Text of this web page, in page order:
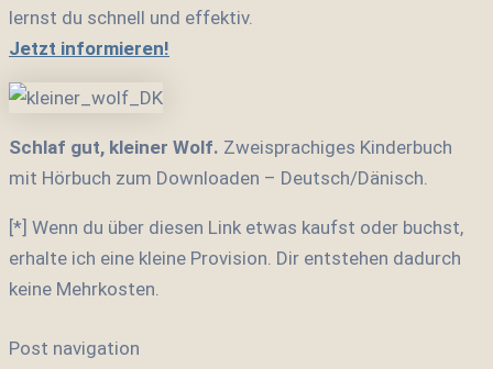
lernst du schnell und effektiv.
Jetzt informieren!
Schlaf gut, kleiner Wolf. Zweisprachiges Kinderbuch
mit Hörbuch zum Downloaden – Deutsch/Dänisch.
[*] Wenn du über diesen Link etwas kaufst oder buchst,
erhalte ich eine kleine Provision. Dir entstehen dadurch
keine Mehrkosten.
Post navigation